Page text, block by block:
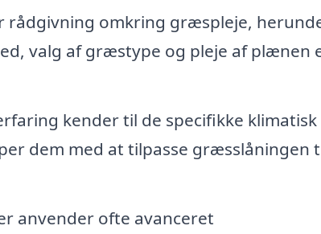
rådgivning omkring græspleje,
valg af græstype og pleje af plænen
kender til de specifikke
dem med at tilpasse græsslåningen
anvender ofte avanceret